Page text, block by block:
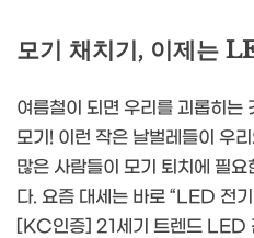
모기 채치기, 이제는
여름철이 되면 우리를 괴롭히는
모기! 이런 작은 날벌레들이 우
많은 사람들이 모기 퇴치에 필
다. 요즘 대세는 바로 “LED 전
[KC인증] 21세기 트렌드 LED